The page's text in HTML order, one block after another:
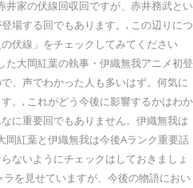
井家の伏線回収回ですが、赤井務武とい
場する回でもあります。, この辺りにつ
伏線」をチェックしてみてください
た大岡紅葉の執事・伊織無我アニメ初登
、声でわかった人も多いはず。何気に
。, これがどう今後に影響するかはわか
に重要回でもありません。伊織無我は
岡紅葉と伊織無我は今後Aランク重要話
ないようにチェックはしておきましょ
を見せていますが、今後の物語におい